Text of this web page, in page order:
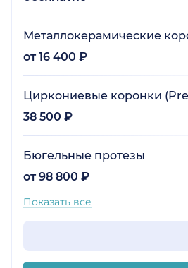
Металлокерамические
от 16 400 ₽
Циркониевые коронки
38 500 ₽
Бюгельные протезы
от 98 800 ₽
Показать все